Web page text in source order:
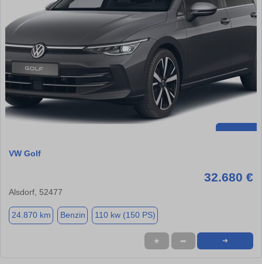
VW Golf
32.680 €
Alsdorf, 52477
24.870 km Benzin 110 kw (150 PS)
★ ➦ ➜